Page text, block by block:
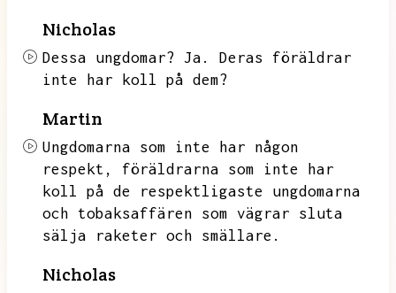
Nicholas
Dessa ungdomar? Ja.
Deras föräldrar
inte har koll på dem?
Martin
Ungdomarna som inte har någon
respekt,
föräldrarna som inte har
koll på de respektligaste ungdomarna
och tobaksaffären som vägrar sluta
sälja raketer och smällare.
Nicholas